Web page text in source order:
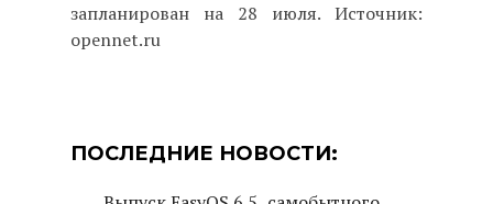
запланирован на 28 июля. Источник:
opennet.ru
ПОСЛЕДНИЕ НОВОСТИ: